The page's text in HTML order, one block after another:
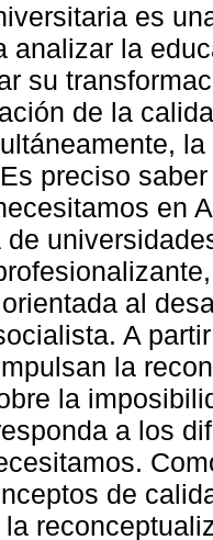
es
analizar la
su
de la
preciso
en
al
A
la
la
a los
de
la